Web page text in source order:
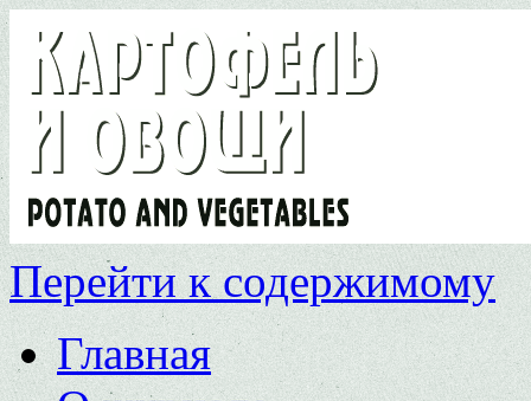
Перейти к содержимому
Главная